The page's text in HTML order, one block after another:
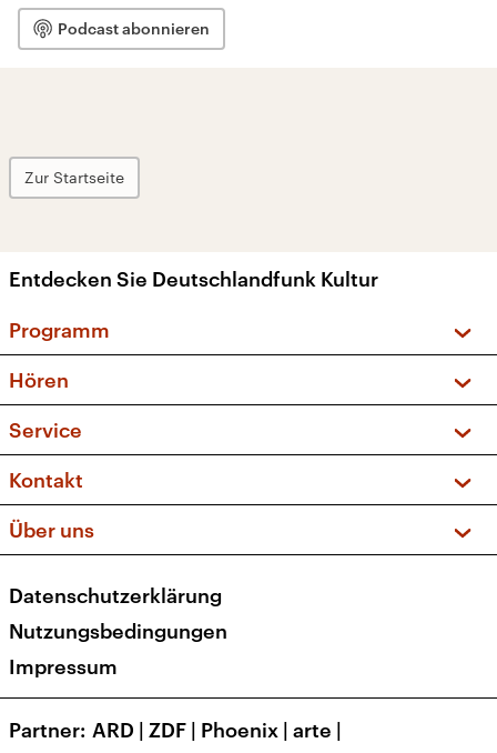
Podcast abonnieren
Zur Startseite
Entdecken Sie Deutschlandfunk Kultur
Programm
Sendungen und Podcasts
Musikliste
Kakadu – Das Kinderprogramm
Hören
Frequenzen (UKW + DAB+)
Service
FAQ
Apps
Newsletter
Veranstaltungen
Kontakt
Social Media
Über uns
Presse
Karriere
Transparenz
Datenschutzerklärung
Nutzungsbedingungen
Impressum
Partner ARD | ZDF | Phoenix | arte |